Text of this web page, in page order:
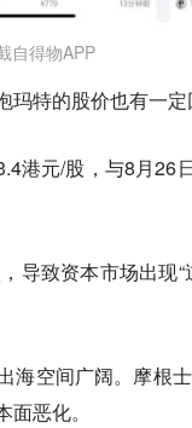
自得物APP
特的股价也有一定
港元/股，与8月26
导致资本市场出现
海空间广阔。摩根
恶化。